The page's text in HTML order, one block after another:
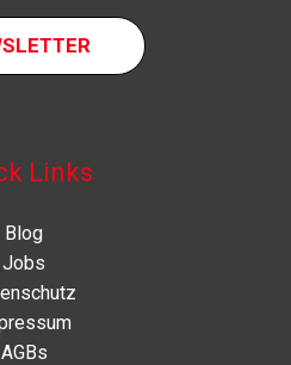
Links
Blog
Jobs
AGBs